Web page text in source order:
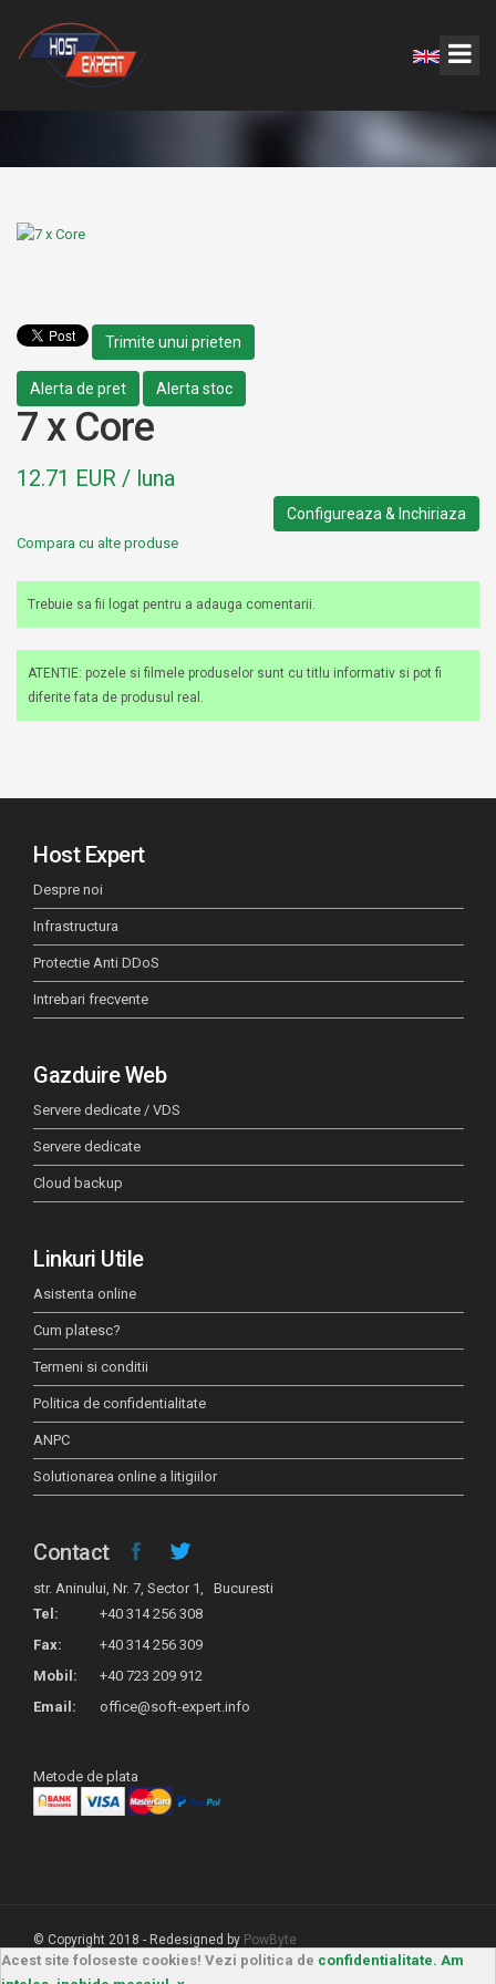
Trimite unui prieten
Alerta de pret Alerta stoc
7 x Core
12.71 EUR / luna
Configureaza & Inchiriaza
Compara cu alte produse
Trebuie sa fii logat pentru a adauga comentarii.
ATENTIE: pozele si filmele produselor sunt cu titlu informativ si pot fi
diferite fata de produsul real.
Host Expert
Despre noi
Infrastructura
Protectie Anti DDoS
Intrebari frecvente
Gazduire Web
Servere dedicate / VDS
Servere dedicate
Cloud backup
Linkuri Utile
Asistenta online
Cum platesc?
Termeni si conditii
Politica de confidentialitate
ANPC
Solutionarea online a litigiilor
Contact
str. Aninului, Nr. 7, Sector 1, Bucuresti
Tel:
+40 314 256 308
Fax:
+40 314 256 309
Mobil:
+40 723 209 912
Email:
office@soft-expert.info
Metode de plata
© Copyright 2018 - Redesigned by PowByte
Termeni si conditii
Contact
Acest site foloseste cookies! Vezi politica de confidentialitate. Am